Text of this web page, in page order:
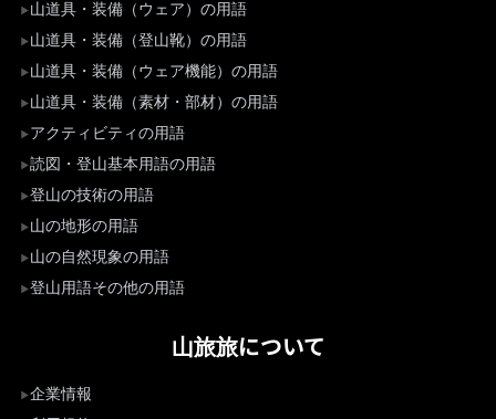
山道具・装備（ウェア）の用語
山道具・装備（登山靴）の用語
山道具・装備（ウェア機能）の用語
山道具・装備（素材・部材）の用語
アクティビティの用語
読図・登山基本用語の用語
登山の技術の用語
山の地形の用語
山の自然現象の用語
登山用語その他の用語
山旅旅について
企業情報